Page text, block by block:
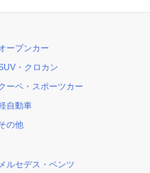
ープンカー
・クロカン
ーペ・スポーツカー
自動車
の他
メルセデス・ベンツ